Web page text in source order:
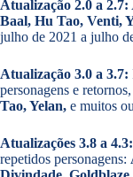
Atualização 2.0 a 2.7:
Baal, Hu Tao, Venti,
julho de 2021 a julho
Atualização 3.0 a 3.7:
personagens e
Tao, Yelan, e muitos
Atualizações 3.8 a 4.3:
repetidos personagens: